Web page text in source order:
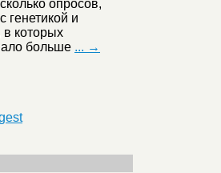
опросов,
генетикой и
в которых
больше ... →